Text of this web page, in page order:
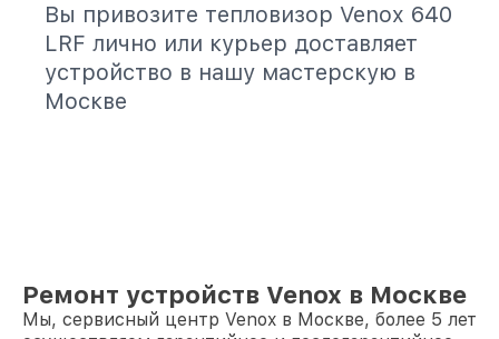
Вы привозите тепловизор Venox 640
LRF лично или курьер доставляет
устройство в нашу мастерскую в
Москве
Ремонт устройств Venox в Москве
Мы, сервисный центр Venox в Москве, более 5 лет